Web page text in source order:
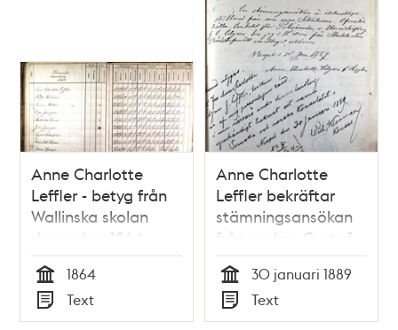
Anne Charlotte
Leffler - betyg från
Wallinska skolan
december 1864
Tid
1864
Typ
Text
Anne Charlotte
Leffler bekräftar
stämningsansökan
från maken Gustaf
Edgren 1889
Tid
30 januari 1889
Typ
Text